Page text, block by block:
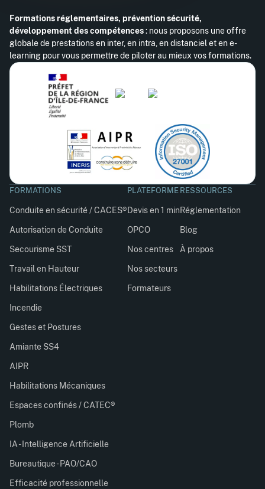
Formations réglementaires, prévention sécurité,
développement des compétences: nous proposons une offre
globale de prestations en inter, en intra, en distanciel et en e-
learning pour vous permettre de piloter au mieux vos formations.
FORMATIONS
Conduite en sécurité / CACES®
Autorisation de Conduite
Secourisme SST
Travail en Hauteur
Habilitations Électriques
Incendie
Gestes et Postures
Amiante SS4
AIPR
Habilitations Mécaniques
Espaces confinés / CATEC®
Plomb
IA - Intelligence Artificielle
Bureautique - PAO/CAO
Efficacité professionnelle
PLATEFORME
Devis en 1 min
OPCO
Nos centres
Nos secteurs
Formateurs
RESSOURCES
Réglementation
Blog
À propos